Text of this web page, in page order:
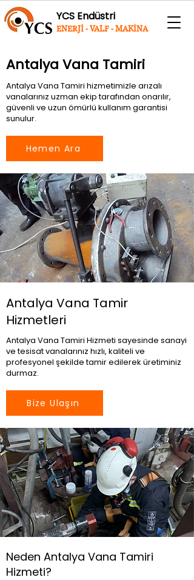
YCS Endüstri
ENERJİ - VALF - MAKİNA
Antalya Vana Tamiri
Antalya Vana Tamiri hizmetimizle arızalı
vanalarınız uzman ekip tarafından onarılır,
güvenli ve uzun ömürlü kullanım garantisi
sunulur.
Hemen Ara
Antalya Vana Tamir
Hizmetleri
Antalya Vana Tamiri Hizmeti sayesinde sanayi
ve tesisat vanalarınız hızlı, kaliteli ve
profesyonel şekilde tamir edilerek üretiminiz
durmaz.
Bize Ulaşın
Neden Antalya Vana Tamiri
Hizmeti?